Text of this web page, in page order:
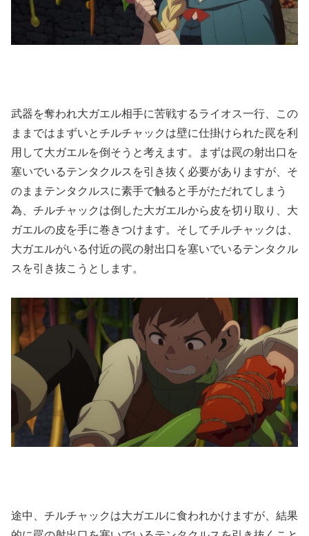
武器を奪われ大ガエル相手に苦戦するライオス一行、この
ままではまずいとチルチャックは壁に仕掛けられた罠を利
用して大ガエルを倒そうと考えます。まずは罠の射出口を
塞いでいるテンタクルスを引き抜く必要がありますが、そ
のままテンタクルスに素手で触ると手がただれてしまう
為、チルチャックは倒した大ガエルから皮を切り取り、大
ガエルの皮を手に巻きつけます。そしてチルチャックは、
大ガエルがいる付近の罠の射出口を塞いでいるテンタクル
スを引き抜こうとします。
途中、チルチャックは大ガエルに食われかけますが、結果